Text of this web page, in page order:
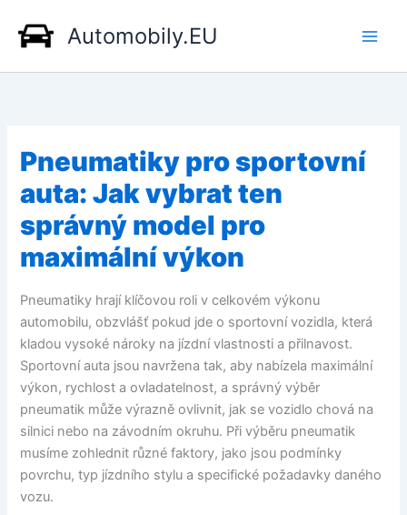
obsah
Automobily.EU
Pneumatiky pro sportovní
auta: Jak vybrat ten
správný model pro
maximální výkon
Pneumatiky hrají klíčovou roli v celkovém výkonu
automobilu, obzvlášť pokud jde o sportovní vozidla, která
kladou vysoké nároky na jízdní vlastnosti a přilnavost.
Sportovní auta jsou navržena tak, aby nabízela maximální
výkon, rychlost a ovladatelnost, a správný výběr
pneumatik může výrazně ovlivnit, jak se vozidlo chová na
silnici nebo na závodním okruhu. Při výběru pneumatik
musíme zohlednit různé faktory, jako jsou podmínky
povrchu, typ jízdního stylu a specifické požadavky daného
vozu.